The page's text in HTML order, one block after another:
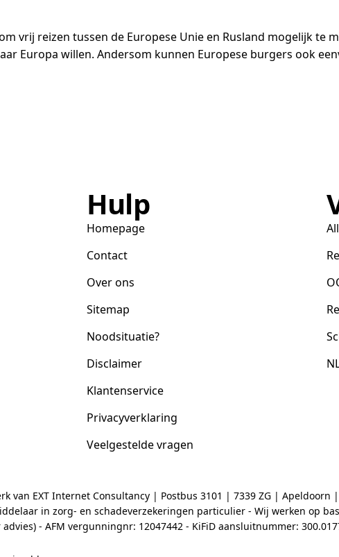
vrij reizen tussen de Europese Unie en Rusland mogelijk
Europa willen. Andersom kunnen Europese burgers ook
Hulp
Homepage
Contact
Over ons
Sitemap
Noodsituatie?
Disclaimer
Klantenservice
Privacyverklaring
Veelgestelde vragen
van EXT Internet Consultancy | Postbus 3101 | 7339 ZG | Apeldoorn
in zorg- en schadeverzekeringen particulier - Wij werken op
- AFM vergunningnr: 12047442 - KiFiD aansluitnummer: